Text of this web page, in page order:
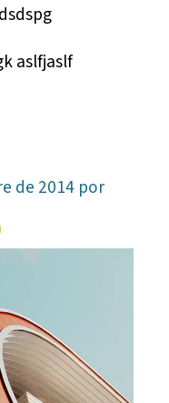
aslfjaslf
de 2014 por